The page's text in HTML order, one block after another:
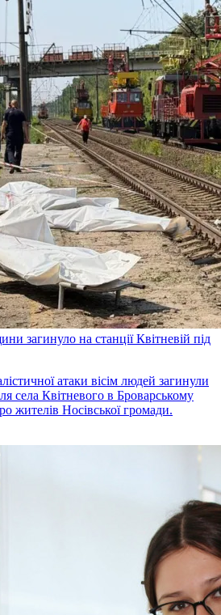
загинуло на станції Квітневій під
атаки вісім людей загинули
села Квітневого в Броварському
жителів Носівської громади.